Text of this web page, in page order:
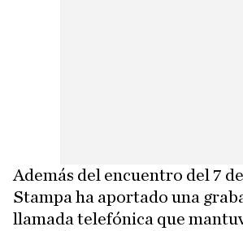
Además del encuentro del 7
Stampa ha aportado una
llamada telefónica que